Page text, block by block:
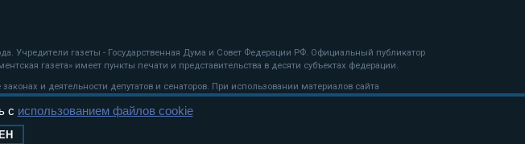
Учредители газеты - Государственная Дума и Совет Федерации РФ. Официальный публикатор
газета» имеет пункты печати и представительства в десяти субъектах федерации.
и деятельности депутатов и сенаторов. При использовании материалов сайта
с использованием файлов cookie